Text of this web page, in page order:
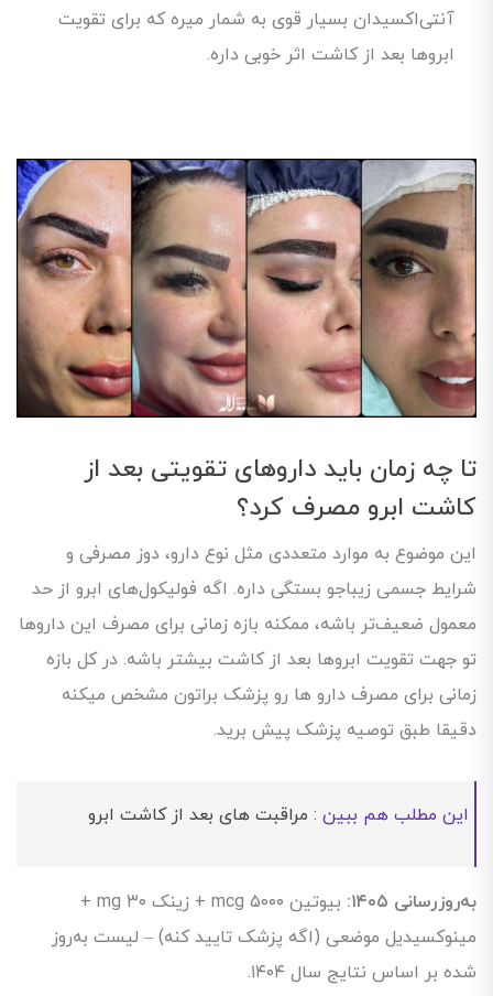
آنتی‌اکسیدان بسیار قوی به شمار میره که برای تقویت
ابروها بعد از کاشت اثر خوبی داره.
تا چه زمان باید داروهای تقویتی بعد از
کاشت ابرو مصرف کرد؟
این موضوع به موارد متعددی مثل نوع دارو، دوز مصرفی و
شرایط جسمی زیباجو بستگی داره. اگه فولیکول‌های ابرو از حد
معمول ضعیف‌تر باشه، ممکنه بازه زمانی برای مصرف این داروها
تو جهت تقویت ابروها بعد از کاشت بیشتر باشه. در کل بازه
زمانی برای مصرف دارو ها رو پزشک براتون مشخص میکنه
دقیقا طبق توصیه پزشک پیش برید.
این مطلب هم ببین : مراقبت های بعد از کاشت ابرو
به‌روزرسانی ۱۴۰۵:
بیوتین ۵۰۰۰ mcg + زینک ۳۰ mg +
مینوکسیدیل موضعی (اگه پزشک تایید کنه) – لیست به‌روز
شده بر اساس نتایج سال ۱۴۰۴.